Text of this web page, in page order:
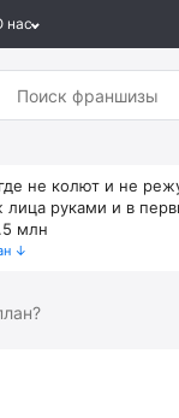
нас
не колют и не
лица руками и в
млн
↓